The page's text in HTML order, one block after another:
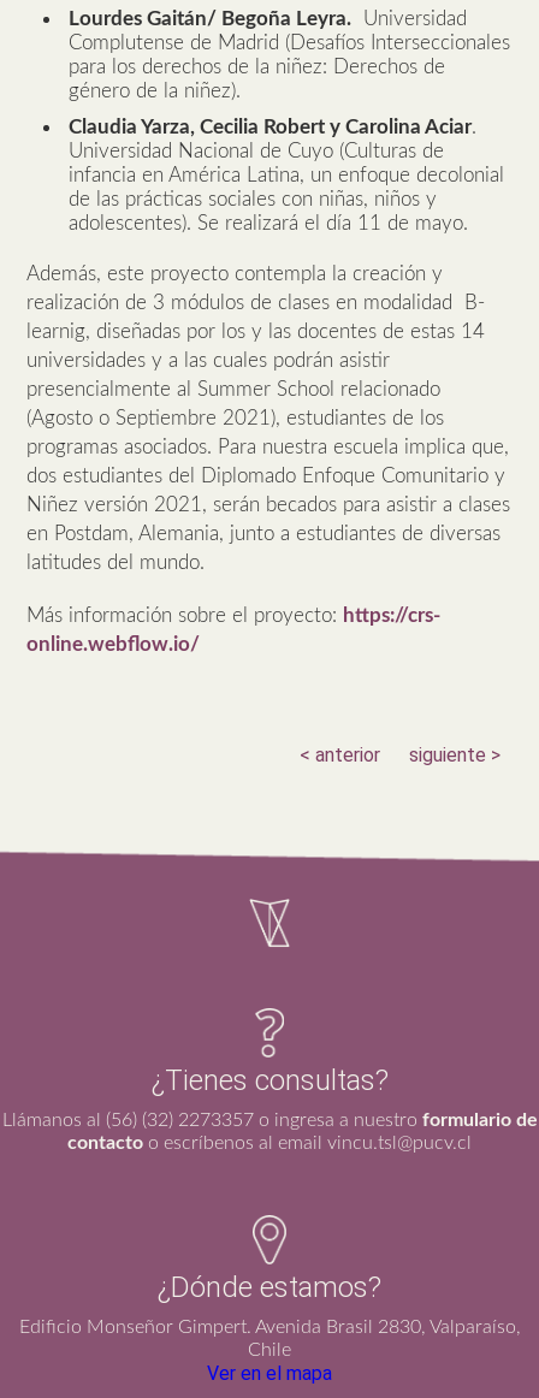
Lourdes Gaitán/ Begoña Leyra. Universidad
Complutense de Madrid (Desafíos Interseccionales
para los derechos de la niñez: Derechos de
género de la niñez).
Claudia Yarza, Cecilia Robert y Carolina Aciar.
Universidad Nacional de Cuyo (Culturas de
infancia en América Latina, un enfoque decolonial
de las prácticas sociales con niñas, niños y
adolescentes). Se realizará el día 11 de mayo.
Además, este proyecto contempla la creación y
realización de 3 módulos de clases en modalidad B-
learnig, diseñadas por los y las docentes de estas 14
universidades y a las cuales podrán asistir
presencialmente al Summer School relacionado
(Agosto o Septiembre 2021), estudiantes de los
programas asociados. Para nuestra escuela implica que,
dos estudiantes del Diplomado Enfoque Comunitario y
Niñez versión 2021, serán becados para asistir a clases
en Postdam, Alemania, junto a estudiantes de diversas
latitudes del mundo.
Más información sobre el proyecto: https://crs-
online.webflow.io/
< anterior siguiente >
¿Tienes consultas?
Llámanos al (56) (32) 2273357 o ingresa a nuestro formulario de
contacto o escríbenos al email vincu.tsl@pucv.cl
¿Dónde estamos?
Edificio Monseñor Gimpert. Avenida Brasil 2830, Valparaíso,
Chile
Ver en el mapa